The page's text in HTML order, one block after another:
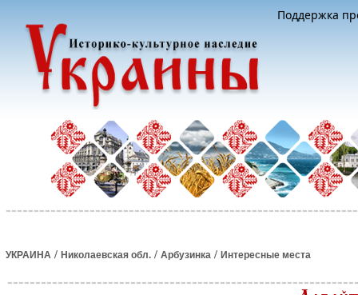
Поддержка
УКРАИНА / Николаевская обл. / Арбузинка / Интересные места